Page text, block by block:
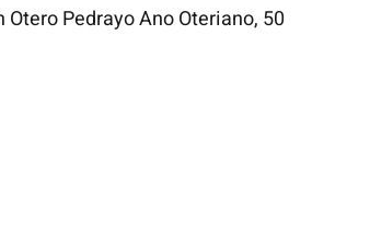
Otero Pedrayo Ano Oteriano, 50